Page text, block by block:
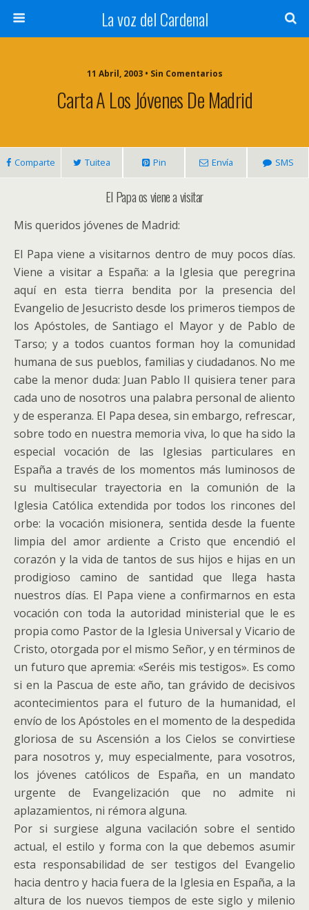
La voz del Cardenal
11 Abril, 2003 • Sin Comentarios
Carta A Los Jóvenes De Madrid
Comparte Tuitea Pin Envía SMS
El Papa os viene a visitar
Mis queridos jóvenes de Madrid:
El Papa viene a visitarnos dentro de muy pocos días.
Viene a visitar a España: a la Iglesia que peregrina
aquí en esta tierra bendita por la presencia del
Evangelio de Jesucristo desde los primeros tiempos de
los Apóstoles, de Santiago el Mayor y de Pablo de
Tarso; y a todos cuantos forman hoy la comunidad
humana de sus pueblos, familias y ciudadanos. No me
cabe la menor duda: Juan Pablo II quisiera tener para
cada uno de nosotros una palabra personal de aliento
y de esperanza. El Papa desea, sin embargo, refrescar,
sobre todo en nuestra memoria viva, lo que ha sido la
especial vocación de las Iglesias particulares en
España a través de los momentos más luminosos de
su multisecular trayectoria en la comunión de la
Iglesia Católica extendida por todos los rincones del
orbe: la vocación misionera, sentida desde la fuente
limpia del amor ardiente a Cristo que encendió el
corazón y la vida de tantos de sus hijos e hijas en un
prodigioso camino de santidad que llega hasta
nuestros días. El Papa viene a confirmarnos en esta
vocación con toda la autoridad ministerial que le es
propia como Pastor de la Iglesia Universal y Vicario de
Cristo, otorgada por el mismo Señor, y en términos de
un futuro que apremia: «Seréis mis testigos». Es como
si en la Pascua de este año, tan grávido de decisivos
acontecimientos para el futuro de la humanidad, el
envío de los Apóstoles en el momento de la despedida
gloriosa de su Ascensión a los Cielos se convirtiese
para nosotros y, muy especialmente, para vosotros,
los jóvenes católicos de España, en un mandato
urgente de Evangelización que no admite ni
aplazamientos, ni rémora alguna.
Por si surgiese alguna vacilación sobre el sentido
actual, el estilo y forma con la que debemos asumir
esta responsabilidad de ser testigos del Evangelio
hacia dentro y hacia fuera de la Iglesia en España, a la
altura de los nuevos tiempos de este siglo y milenio